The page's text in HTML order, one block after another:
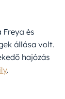
és
állása volt.
hajózás
.